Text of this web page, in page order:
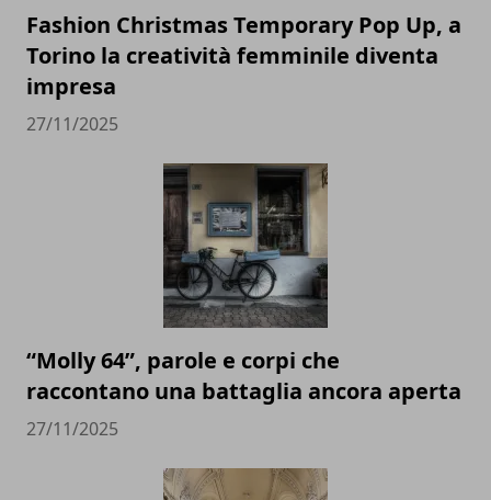
Fashion Christmas Temporary Pop Up, a
Torino la creatività femminile diventa
impresa
27/11/2025
“Molly 64”, parole e corpi che
raccontano una battaglia ancora aperta
27/11/2025